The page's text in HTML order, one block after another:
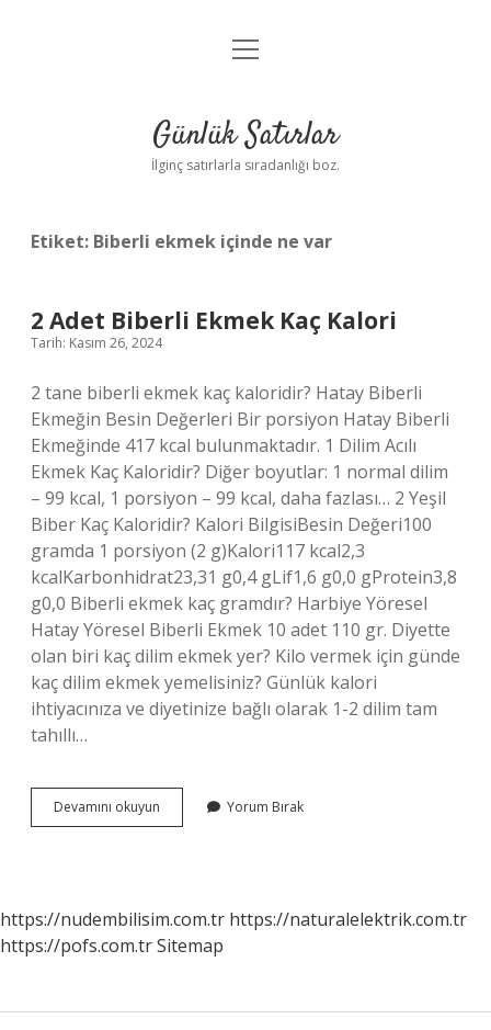
Anasayfa
Yasal Uyarı
menüyü
Günlük Satırlar
İlginç satırlarla sıradanlığı boz.
Etiket: Biberli ekmek içinde ne var
2 Adet Biberli Ekmek Kaç Kalori
Tarih: Kasım 26, 2024
2 tane biberli ekmek kaç kaloridir? Hatay Biberli
Ekmeğin Besin Değerleri Bir porsiyon Hatay Biberli
Ekmeğinde 417 kcal bulunmaktadır. 1 Dilim Acılı
Ekmek Kaç Kaloridir? Diğer boyutlar: 1 normal dilim
– 99 kcal, 1 porsiyon – 99 kcal, daha fazlası… 2 Yeşil
Biber Kaç Kaloridir? Kalori BilgisiBesin Değeri100
gramda 1 porsiyon (2 g)Kalori117 kcal2,3
kcalKarbonhidrat23,31 g0,4 gLif1,6 g0,0 gProtein3,8
g0,0 Biberli ekmek kaç gramdır? Harbiye Yöresel
Hatay Yöresel Biberli Ekmek 10 adet 110 gr. Diyette
olan biri kaç dilim ekmek yer? Kilo vermek için günde
kaç dilim ekmek yemelisiniz? Günlük kalori
ihtiyacınıza ve diyetinize bağlı olarak 1-2 dilim tam
tahıllı…
Devamını okuyun
Adet
Yorum Bırak
https://nudembilisim.com.tr https://naturalelektrik.com.tr
https://pofs.com.trSitemap